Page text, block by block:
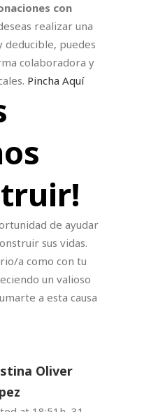
con
realizar una
deducible, puedes
colaboradora y
Pincha Aquí
de ayudar
sus vidas.
a como con tu
un valioso
a esta causa
Oliver